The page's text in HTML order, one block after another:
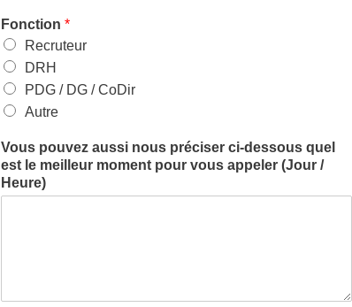
Fonction *
Recruteur
DRH
PDG / DG / CoDir
Autre
Vous pouvez aussi nous préciser ci-dessous quel
est le meilleur moment pour vous appeler (Jour /
Heure)